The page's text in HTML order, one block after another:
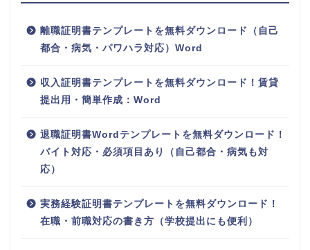
離職証明書テンプレートを無料ダウンロード（自己
都合・病気・パワハラ対応）Word
収入証明書テンプレートを無料ダウンロード！賃貸
提出用・簡単作成：Word
退職証明書Wordテンプレートを無料ダウンロード！
バイト対応・必須項目あり（自己都合・病気も対
応）
実務経験証明書テンプレートを無料ダウンロード！
在職・前職対応の書き方（学校提出にも便利）